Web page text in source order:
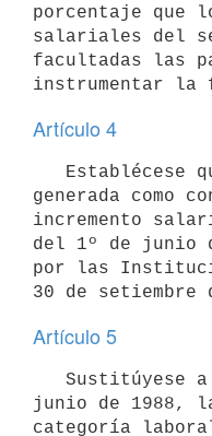
porcentaje que
salariales del
facultadas las
Artículo 4
generada como
incremento
del 1º de junio
por las
Artículo 5
junio de 1988,
categoría